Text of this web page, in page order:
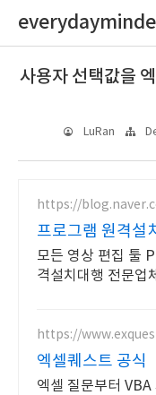
사용자 선택값을
LuRan
https://
프로그램 원격설
로그램 원격설치
모든 영상 편집 툴
격설치대행 전문업
담/ 영구AS
https://
엑셀퀘스트 공식
엑셀 질문부터